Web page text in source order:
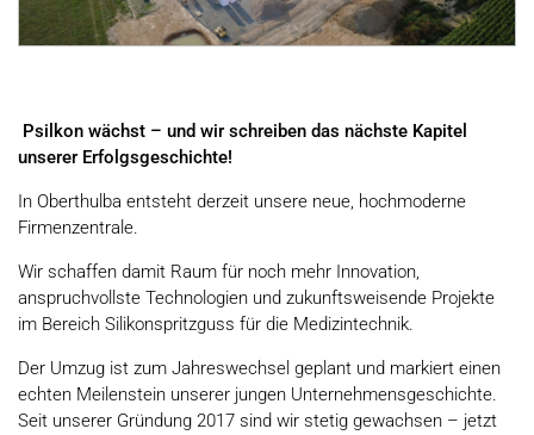
Psilkon wächst – und wir schreiben das nächste Kapitel
unserer Erfolgsgeschichte!
In Oberthulba entsteht derzeit unsere neue, hochmoderne
Firmenzentrale.
Wir schaffen damit Raum für noch mehr Innovation,
anspruchvollste Technologien und zukunftsweisende Projekte
im Bereich Silikonspritzguss für die Medizintechnik.
Der Umzug ist zum Jahreswechsel geplant und markiert einen
echten Meilenstein unserer jungen Unternehmensgeschichte.
Seit unserer Gründung 2017 sind wir stetig gewachsen – jetzt